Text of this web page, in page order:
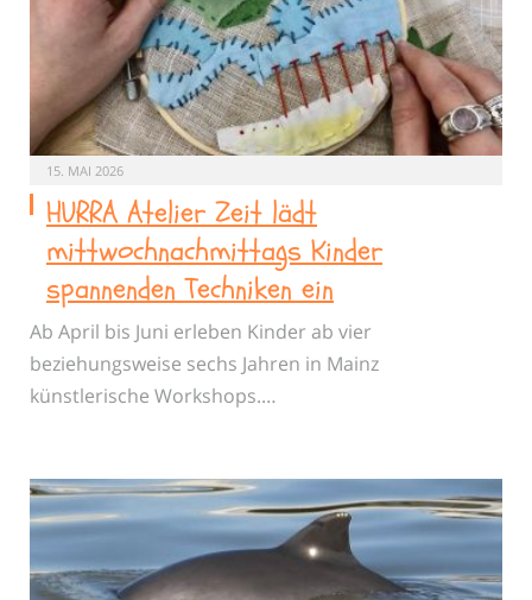
15. MAI 2026
HURRA Atelier Zeit lädt
mittwochnachmittags Kinder
spannenden Techniken ein
Ab April bis Juni erleben Kinder ab vier
beziehungsweise sechs Jahren in Mainz
künstlerische Workshops.…